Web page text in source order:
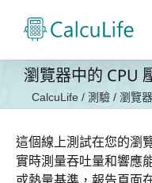
瀏覽器中的 CPU
CalcuLife / 測驗 / 瀏覽
這個線上測試在您的瀏
實時測量吞吐量和響應
或熱量基準，報告頁面